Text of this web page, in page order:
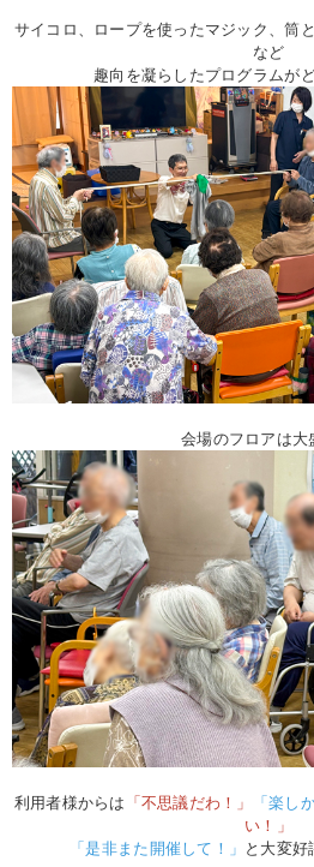
サイコロ、ロープを使ったマジック、筒
など
趣向を凝らしたプログラムが
会場のフロアは大
利用者様からは 「不思議だわ！」 「楽し
い！」
「是非また開催して！」 と大変好